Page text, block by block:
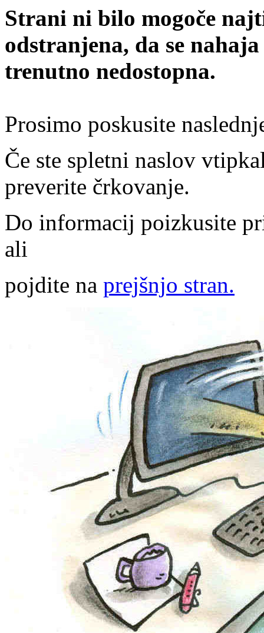
Strani ni bilo mogoče
odstranjena, da se
trenutno nedostopna.
Prosimo poskusite
Če ste spletni naslov
preverite črkovanje.
Do informacij poizkusite
ali
pojdite na prejšnjo stran.